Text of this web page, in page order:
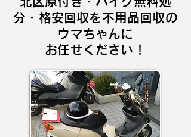
分・格安回収を不用品回収の
ウマちゃんに
お任せください！